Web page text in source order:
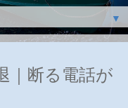
▼
｜断る電話が